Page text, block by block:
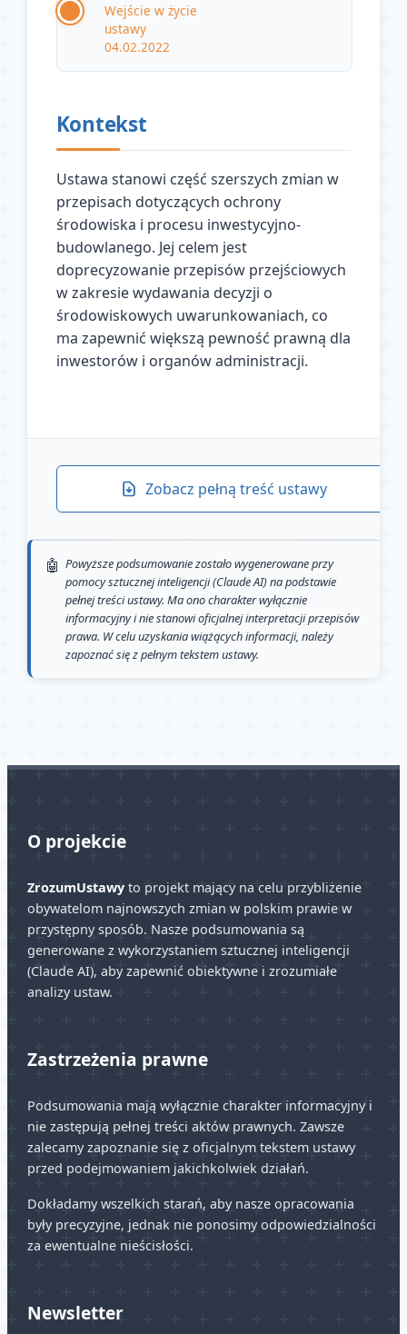
Wejście w życie
ustawy
04.02.2022
Kontekst
Ustawa stanowi część szerszych zmian w
przepisach dotyczących ochrony
środowiska i procesu inwestycyjno-
budowlanego. Jej celem jest
doprecyzowanie przepisów przejściowych
w zakresie wydawania decyzji o
środowiskowych uwarunkowaniach, co
ma zapewnić większą pewność prawną dla
inwestorów i organów administracji.
Zobacz pełną treść ustawy
Powyższe podsumowanie zostało wygenerowane przy
pomocy sztucznej inteligencji (Claude AI) na podstawie
pełnej treści ustawy. Ma ono charakter wyłącznie
informacyjny i nie stanowi oficjalnej interpretacji przepisów
prawa. W celu uzyskania wiążących informacji, należy
zapoznać się z pełnym tekstem ustawy.
O projekcie
ZrozumUstawyto projekt mający na celu przybliżenie
obywatelom najnowszych zmian w polskim prawie w
przystępny sposób. Nasze podsumowania są
generowane z wykorzystaniem sztucznej inteligencji
(Claude AI), aby zapewnić obiektywne i zrozumiałe
analizy ustaw.
Zastrzeżenia prawne
Podsumowania mają wyłącznie charakter informacyjny i
nie zastępują pełnej treści aktów prawnych. Zawsze
zalecamy zapoznanie się z oficjalnym tekstem ustawy
przed podejmowaniem jakichkolwiek działań.
Dokładamy wszelkich starań, aby nasze opracowania
były precyzyjne, jednak nie ponosimy odpowiedzialności
za ewentualne nieścisłości.
Newsletter